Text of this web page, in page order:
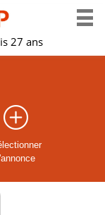
27 ans
l'annonce